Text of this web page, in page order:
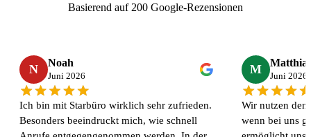
Basierend auf 200 Google-Rezensionen
N Noah
Juni 2026
Ich bin mit Starbüro wirklich sehr zufrieden.
Besonders beeindruckt mich, wie schnell
M Juni 2026
Wir nutzen den
wenn bei uns